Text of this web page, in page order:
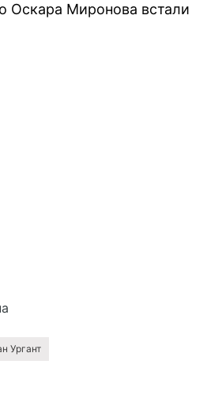
Оскара Миронова встали
Ургант